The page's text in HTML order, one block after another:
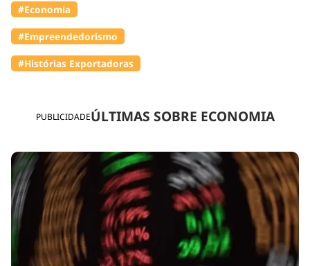
PUBLICIDADEÚLTIMAS SOBRE ECONOMIA
#Economia
#Empreendedorismo
#Histórias Exportadoras